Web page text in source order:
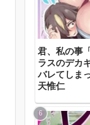
君、私の事
ラスのデカ
バレてしま
天惟仁